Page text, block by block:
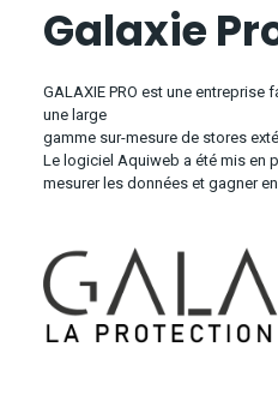
Galaxie
GALAXIE PRO est une
une large
gamme sur-mesure de stores
Le logiciel Aquiweb a été mis en
mesurer les données et gagner